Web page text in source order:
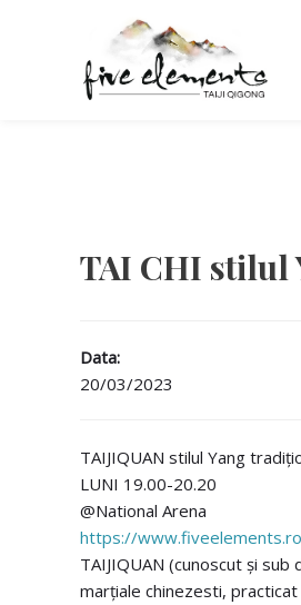
TAI CHI
Data:
20/03/2023
TAIJIQUAN stilul Yang
LUNI 19.00-20.20
@National Arena
https://
TAIJIQUAN (cunoscut și
marțiale chinezesti,